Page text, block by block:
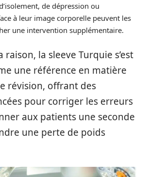
de dépression ou
à leur image corporelle peuvent les
une intervention supplémentaire.
la sleeve Turquie s’est
une référence en matière
révision, offrant des
pour corriger les erreurs
aux patients une seconde
une perte de poids